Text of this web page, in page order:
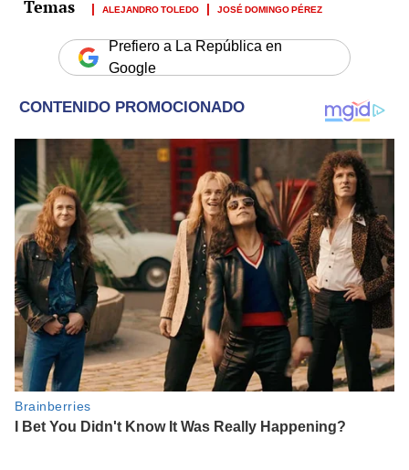
ALEJANDRO TOLEDO JOSÉ DOMINGO PÉREZ
Prefiero a La República en
Google